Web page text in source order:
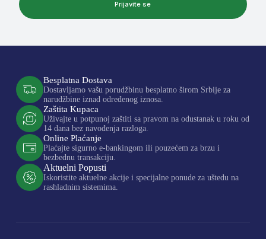
Prijavite se
Besplatna Dostava
Dostavljamo vašu porudžbinu besplatno širom Srbije za
narudžbine iznad određenog iznosa.
Zaštita Kupaca
Uživajte u potpunoj zaštiti sa pravom na odustanak u roku od
14 dana bez navođenja razloga.
Online Plaćanje
Plaćajte sigurno e-bankingom ili pouzećem za brzu i
bezbednu transakciju.
Aktuelni Popusti
Iskoristite aktuelne akcije i specijalne ponude za uštedu na
rashladnim sistemima.